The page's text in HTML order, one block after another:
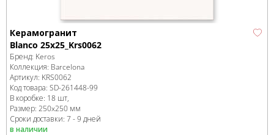
Керамогранит
Blanco 25x25_Krs0062
Бренд: Keros
Коллекция: Barcelona
Артикул: KRS0062
Код товара: SD-261448-99
В коробке: 18 шт,
Размер: 250x250 мм
Сроки доставки: 7 - 9 дней
в наличии